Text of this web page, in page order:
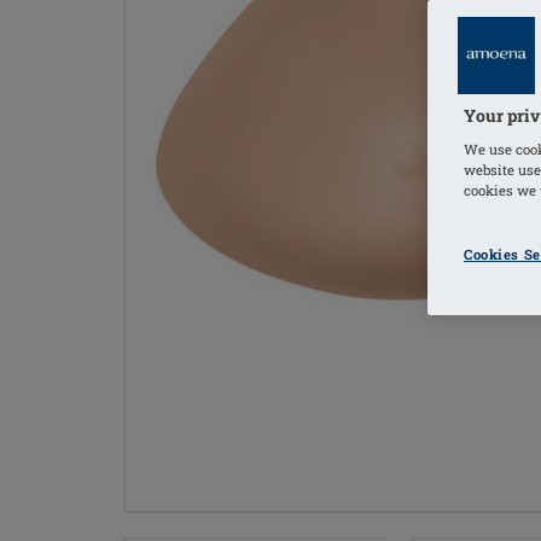
Your
We use
website
cookies we
Cookies